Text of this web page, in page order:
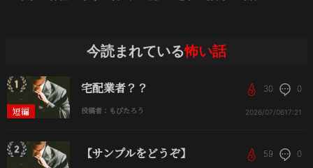
今読まれている怖い話
短編
宅配業者？？
投稿者：もぴたろう
30 0
2026/07/0617:21
【サンプルをどうぞ】 59 0